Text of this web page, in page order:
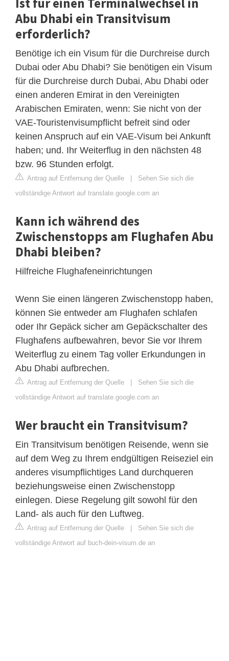
Abu Dhabi ein Transitvisum
erforderlich?
Benötige ich ein Visum für die Durchreise durch
Dubai oder Abu Dhabi? Sie benötigen ein Visum
für die Durchreise durch Dubai, Abu Dhabi oder
einen anderen Emirat in den Vereinigten
Arabischen Emiraten, wenn: Sie nicht von der
VAE-Touristenvisumpflicht befreit sind oder
keinen Anspruch auf ein VAE-Visum bei Ankunft
haben; und. Ihr Weiterflug in den nächsten 48
bzw. 96 Stunden erfolgt.
Antrag auf Entfernung der Quelle | Sehen Sie sich die
vollständige Antwort auf translate.google.com an
Kann ich während des
Zwischenstopps am Flughafen Abu
Dhabi bleiben?
Hilfreiche Flughafeneinrichtungen
Wenn Sie einen längeren Zwischenstopp haben,
können Sie entweder am Flughafen schlafen
oder Ihr Gepäck sicher am Gepäckschalter des
Flughafens aufbewahren, bevor Sie vor Ihrem
Weiterflug zu einem Tag voller Erkundungen in
Abu Dhabi aufbrechen.
Antrag auf Entfernung der Quelle | Sehen Sie sich die
vollständige Antwort auf translate.google.com an
Wer braucht ein Transitvisum?
Ein Transitvisum benötigen Reisende, wenn sie
auf dem Weg zu Ihrem endgültigen Reiseziel ein
anderes visumpflichtiges Land durchqueren
beziehungsweise einen Zwischenstopp
einlegen. Diese Regelung gilt sowohl für den
Land- als auch für den Luftweg.
Antrag auf Entfernung der Quelle | Sehen Sie sich die
vollständige Antwort auf buch-dein-visum.de an